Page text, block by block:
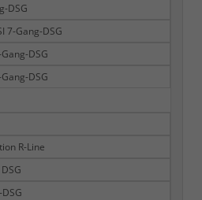
DSG
7-Gang-DSG
DSG
DSG
R-Line